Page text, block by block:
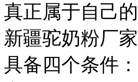
真正属于自己的
新疆驼奶粉厂
具备四个条件